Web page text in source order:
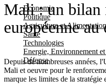
Economie
Politique
Agriculture et Alimentation
Santé
Technologies
Energie, Environnement
Défense
Mali : un bilan
européenne
Depuis de nombreuses années,
Mali et oeuvre pour le
marque les limites de la stratégie